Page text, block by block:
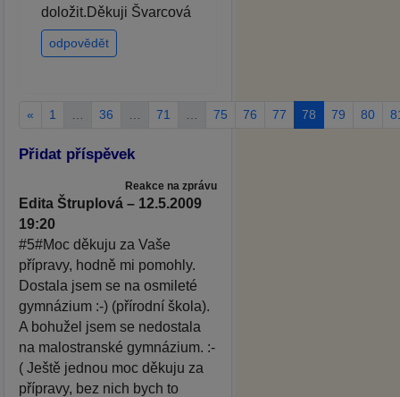
doložit.Děkuji Švarcová
odpovědět
« 1 36 71 75 76 77 78 79 80
Přidat příspěvek
Reakce na zprávu
Edita Štruplová – 12.5.2009
19:20
#5#Moc děkuju za Vaše
přípravy, hodně mi pomohly.
Dostala jsem se na osmileté
gymnázium :-) (přírodní škola).
A bohužel jsem se nedostala
na malostranské gymnázium. :-
( Ještě jednou moc děkuju za
přípravy, bez nich bych to